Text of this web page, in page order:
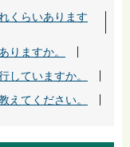
くらいあります
りますか。
していますか。
えてください。